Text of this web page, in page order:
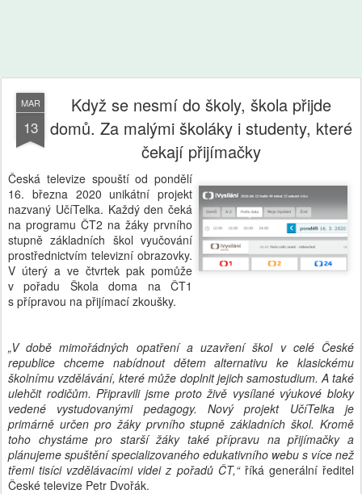
MAR
13
Když se nesmí do školy, škola přijde
domů. Za malými školáky i studenty, které
čekají přijímačky
Česká televize spouští od pondělí
16. března 2020 unikátní projekt
nazvaný UčíTelka. Každý den čeká
na programu ČT2 na žáky prvního
stupně základních škol vyučování
prostřednictvím televizní obrazovky.
V úterý a ve čtvrtek pak pomůže
v pořadu Škola doma na ČT1
s přípravou na přijímací zkoušky.
„V době mimořádných opatření a uzavření škol v celé České
republice chceme nabídnout dětem alternativu ke klasickému
školnímu vzdělávání, které může doplnit jejich samostudium. A také
ulehčit rodičům. Připravili jsme proto živě vysílané výukové bloky
vedené vystudovanými pedagogy. Nový projekt UčíTelka je
primárně určen pro žáky prvního stupně základních škol. Kromě
toho chystáme pro starší žáky také přípravu na přijímačky a
plánujeme spuštění specializovaného edukativního webu s více než
třemi tisíci vzdělávacími videi z pořadů ČT,“říká generální ředitel
České televize Petr Dvořák.